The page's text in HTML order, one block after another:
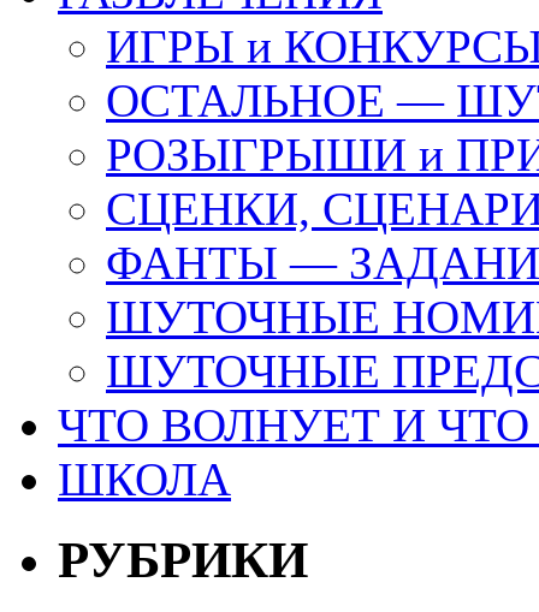
ИГРЫ и
ОСТАЛЬНОЕ —
РОЗЫГРЫШИ и
СЦЕНКИ,
ФАНТЫ —
ШУТОЧНЫЕ
ШУТОЧНЫЕ
ЧТО ВОЛНУЕТ И ЧТО
ШКОЛА
РУБРИКИ